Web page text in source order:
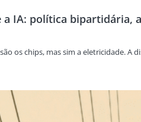
IA: política bipartidária,
os chips, mas sim a eletricidade.